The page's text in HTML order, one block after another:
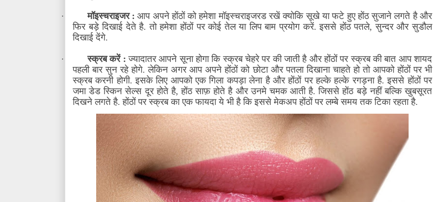
· मॉइस्चराइजर : आप अपने होंठों को हमेशा मॉइस्चराइजरड रखें क्योकि सूखे या फटे हुए होंठ सुजाने लगते है और
फिर बड़े दिखाई देते है. तो हमेशा होंठों पर कोई तेल या लिप बाम प्रयोग करें. इससे होंठ पतले,सुन्दर और सुडौल
दिखाई देंगे.
· स्क्रब करें : ज्यादातर आपने सूना होगा कि स्क्रब चेहरे पर की जाती है और होंठों पर स्क्रब की बात आप शायद
पहली बार सुन रहे होगे. लेकिन अगर आप अपने होंठों को छोटा और पतला दिखाना चाहते हो तो आपको होंठों पर भी
स्क्रब करनी होगी. इसके लिए आपको एक गिला कपड़ा लेना है और होंठों पर हल्के हल्के रगड़ना है. इससे होंठों पर
जमा डेड स्किन सेल्स दूर होते है,होंठ साफ़ होते है और उनमे चमक आती है. जिससे होंठ बड़े नहीं बल्कि खुबसूरत
दिखने लगते है. होंठों पर स्क्रब का एक फायदा ये भी है कि इससे मेकअप होंठों पर लम्बे समय तक टिका रहता है.